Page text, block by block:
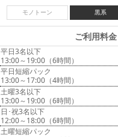
モノトーン 黒系
ご利用料金
平日3名以下
13:00～19:00（6時間）
平日短縮パック
13:00～17:00（4時間）
土曜3名以下
13:00～19:00（6時間）
日･祝3名以下
12:00～18:00（6時間）
土曜短縮パック